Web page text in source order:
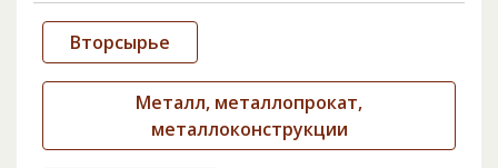
Вторсырье
Металл, металлопрокат,
металлоконструкции